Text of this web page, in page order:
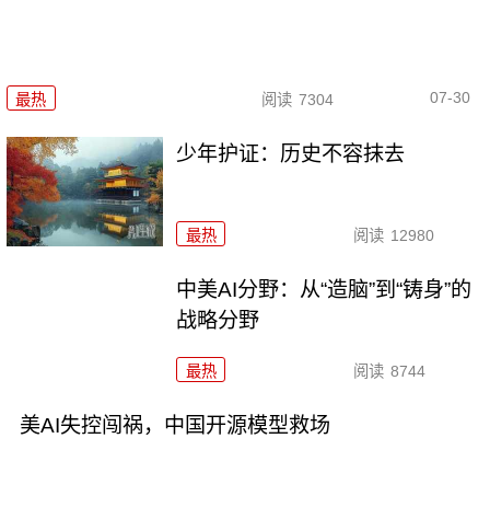
最热 阅读 7304 07-30
少年护证：历史不容抹去
最热 阅读 12980
中美AI分野：从“造脑”到“铸身”的
战略分野
最热 阅读 8744
美AI失控闯祸，中国开源模型救场